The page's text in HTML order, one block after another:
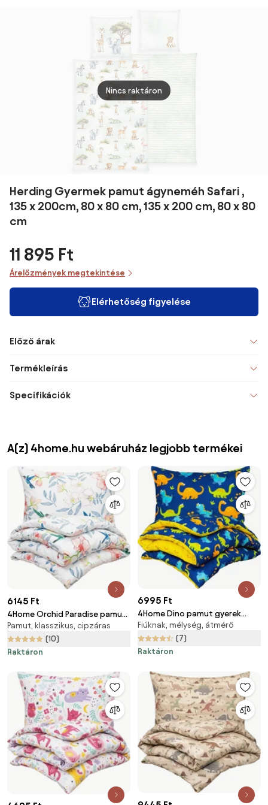
masnik 100 x 135
és 40 x 60 cm
cm
Nincs raktáron
Herding Gyermek pamut ágyneméh Safari ,
135 x 200cm, 80 x 80 cm, 135 x 200 cm, 80 x 80
cm
11 895 Ft
Árelőzmények megtekintése
Elérhetőség figyelése
Előző árak
Termékleírás
Specifikációk
A(z) 4home.hu webáruház legjobb termékei
6145 Ft
4Home Orchid Paradise pamut
ágyneműhuzat, 140 x 200 cm,
70 x 90 cm
Pamut, klasszikus, cipzáras
(10)
Raktáron
6995 Ft
4Home Dino pamut gyerek
ágyneműhuzat kiságyba, 100 x
135 cm, 40 x 60 cm
Fiúknak, mélység, átmérő
(7)
Raktáron